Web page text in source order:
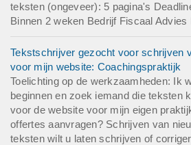
teksten (ongeveer): 5 pagina's
Binnen 2 weken Bedrijf Fiscaal Advies
Tekstschrijver gezocht voor schrijven
voor mijn website: Coachingspraktijk
Toelichting op de werkzaamheden: Ik
beginnen en zoek iemand die teksten
voor de website voor mijn eigen
offertes aanvragen? Schrijven van
teksten wilt u laten schrijven of